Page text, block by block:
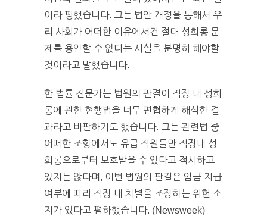
이라 평했습니다. 그는 법안 개정을 통해서 우
리 사회가 어떠한 이유에서건 절대 성희롱 문
제를 용인할 수 없다는 사실을 분명히 해야할
것이라고 말했습니다.
한 법률 전문가는 법원의 판결이 직장 내 성희
롱에 관한 현행법을 너무 편협하게 해석한 결
과라고 비판하기도 했습니다. 그는 관련법 중
어떠한 조항에서도 유급 직원들만 직장내 성
희롱으로부터 보호받을 수 있다고 적시하고
있지는 않다며, 이번 법원의 판결은 임금 지급
여부에 따라 직장 내 차별을 조장하는 위헌 소
지가 있다고 폄하했습니다. (Newsweek)